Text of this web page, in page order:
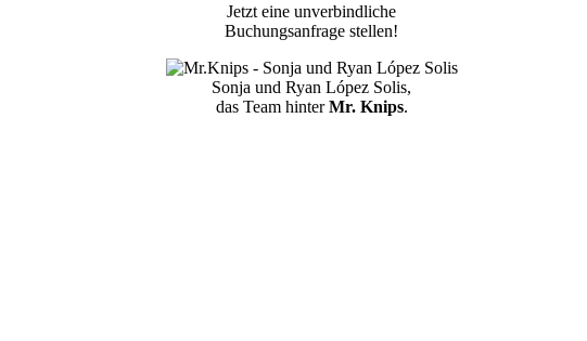
Jetzt eine unverbindliche
Buchungsanfrage stellen!
Sonja und Ryan López Solis,
das Team hinterMr. Knips.